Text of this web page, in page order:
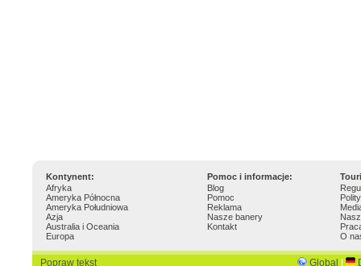
Kontynent: Pomoc i informacje:
Afryka
Ameryka Północna
Ameryka Południowa
Azja
Australia i Oceania
Europa
Blog
Pomoc
Reklama
Nasze banery
Kontakt
O
Popraw tekst Global